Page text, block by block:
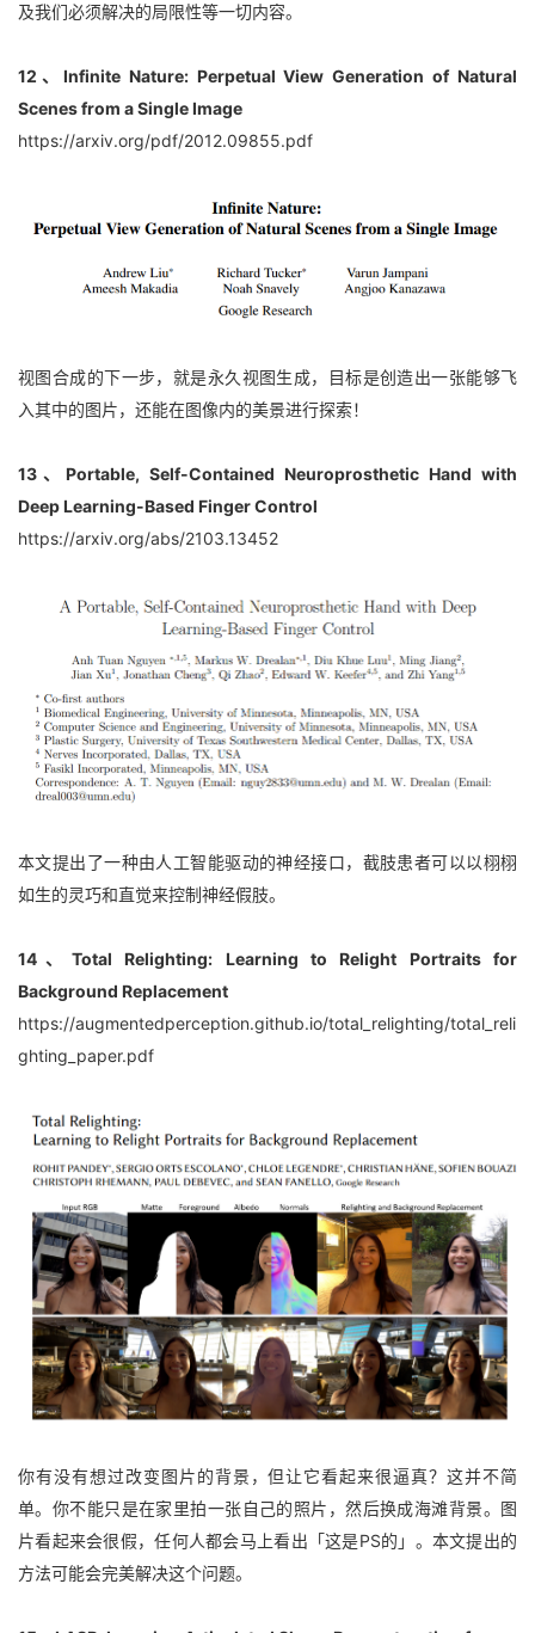
及我们必须解决的局限性等一切内容。
12、Infinite Nature: Perpetual View Generation of Natural
Scenes from a Single Image
https://arxiv.org/pdf/2012.09855.pdf
视图合成的下一步，就是永久视图生成，目标是创造出一张能够飞
入其中的图片，还能在图像内的美景进行探索！
13、Portable, Self-Contained Neuroprosthetic Hand with
Deep Learning-Based Finger Control
https://arxiv.org/abs/2103.13452
本文提出了一种由人工智能驱动的神经接口，截肢患者可以以栩栩
如生的灵巧和直觉来控制神经假肢。
14、Total Relighting: Learning to Relight Portraits for
Background Replacement
https://augmentedperception.github.io/total_relighting/total_reli
ghting_paper.pdf
你有没有想过改变图片的背景，但让它看起来很逼真？这并不简
单。你不能只是在家里拍一张自己的照片，然后换成海滩背景。图
片看起来会很假，任何人都会马上看出「这是PS的」。本文提出的
方法可能会完美解决这个问题。